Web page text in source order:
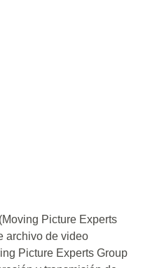
Picture Experts
archivo de video
Picture Experts Group